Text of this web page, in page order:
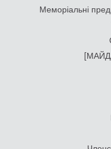
Меморіальні